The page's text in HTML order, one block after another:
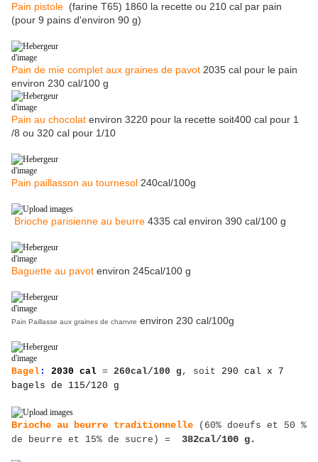
Pain pistole (farine T65) 1860 la recette ou 210 cal par pain
(pour 9 pains d'environ 90 g)
Pain de mie complet aux graines de pavot 2035 cal pour le pain
environ 230 cal/100 g
Pain au chocolat environ 3220 pour la recette soit400 cal pour 1
/8 ou 320 cal pour 1/10
Pain paillasson au tournesol 240cal/100g
Brioche parisienne au beurre 4335 cal environ 390 cal/100 g
Baguette au pavot environ 245cal/100 g
Pain Paillasse aux graines de chanvre environ 230 cal/100g
Bagel : 2030 cal = 260cal/100 g , soit 290 cal x 7
bagels de 115/120 g
Brioche au beurre traditionnelle (60% doeufs et 50 %
de beurre et 15% de sucre) = 382cal/100 g.